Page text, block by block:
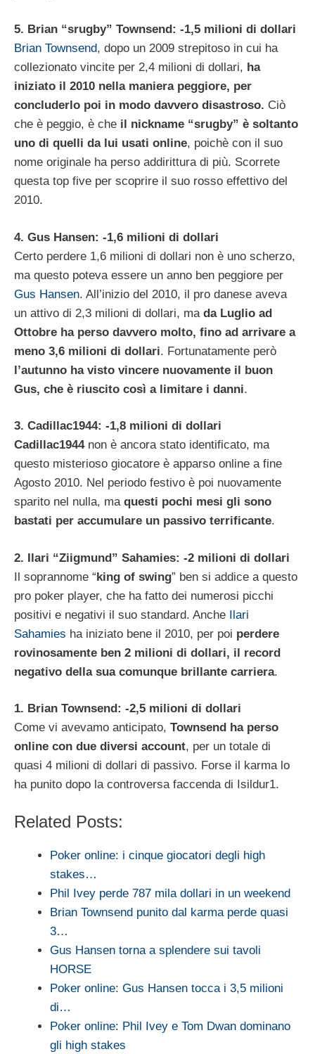
5. Brian “srugby” Townsend: -1,5 milioni di dollari
Brian Townsend, dopo un 2009 strepitoso in cui ha
collezionato vincite per 2,4 milioni di dollari, ha
iniziato il 2010 nella maniera peggiore, per
concluderlo poi in modo davvero disastroso. Ciò
che è peggio, è che il nickname “srugby” è soltanto
uno di quelli da lui usati online, poichè con il suo
nome originale ha perso addirittura di più. Scorrete
questa top five per scoprire il suo rosso effettivo del
2010.
4. Gus Hansen: -1,6 milioni di dollari
Certo perdere 1,6 milioni di dollari non è uno scherzo,
ma questo poteva essere un anno ben peggiore per
Gus Hansen. All’inizio del 2010, il pro danese aveva
un attivo di 2,3 milioni di dollari, ma da Luglio ad
Ottobre ha perso davvero molto, fino ad arrivare a
meno 3,6 milioni di dollari. Fortunatamente però
l’autunno ha visto vincere nuovamente il buon
Gus, che è riuscito così a limitare i danni.
3. Cadillac1944: -1,8 milioni di dollari
Cadillac1944non è ancora stato identificato, ma
questo misterioso giocatore è apparso online a fine
Agosto 2010. Nel periodo festivo è poi nuovamente
sparito nel nulla, ma questi pochi mesi gli sono
bastati per accumulare un passivo terrificante.
2. Ilari “Ziigmund” Sahamies: -2 milioni di dollari
Il soprannome “king of swing” ben si addice a questo
pro poker player, che ha fatto dei numerosi picchi
positivi e negativi il suo standard. Anche Ilari
Sahamies ha iniziato bene il 2010, per poi perdere
rovinosamente ben 2 milioni di dollari, il record
negativo della sua comunque brillante carriera.
1. Brian Townsend: -2,5 milioni di dollari
Come vi avevamo anticipato, Townsend ha perso
online con due diversi account, per un totale di
quasi 4 milioni di dollari di passivo. Forse il karma lo
ha punito dopo la controversa faccenda di Isildur1.
Related Posts:
Poker online: i cinque giocatori degli high
stakes…
Phil Ivey perde 787 mila dollari in un weekend
Brian Townsend punito dal karma perde quasi
3…
Gus Hansen torna a splendere sui tavoli
HORSE
Poker online: Gus Hansen tocca i 3,5 milioni
di…
Poker online: Phil Ivey e Tom Dwan dominano
gli high stakes